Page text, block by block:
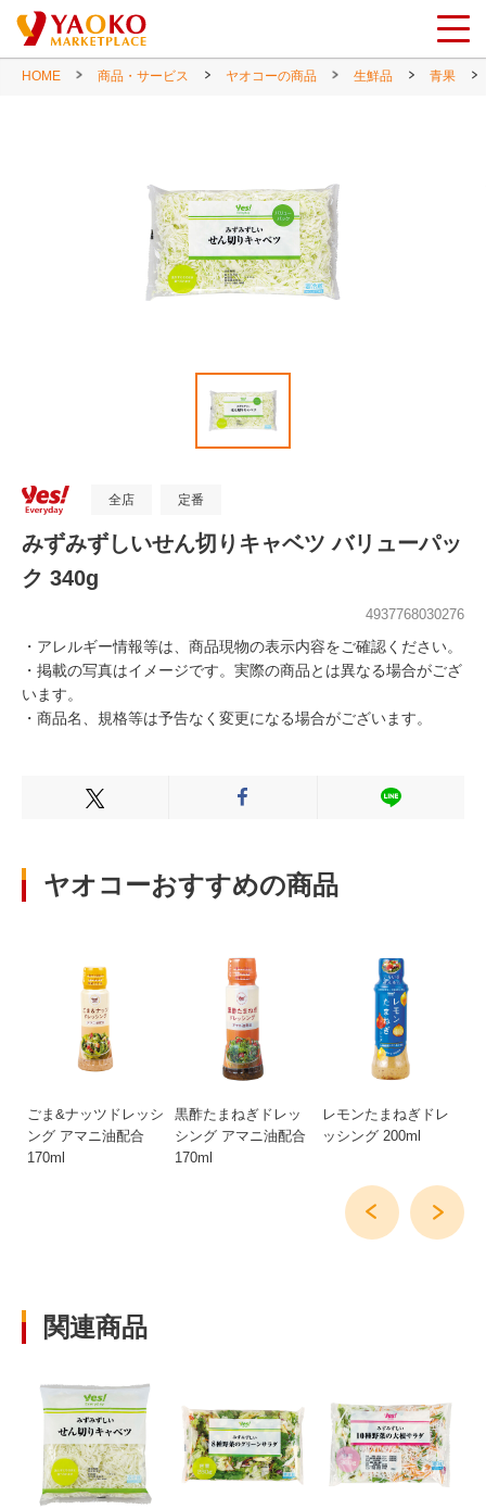
HOME 商品・サービス ヤオコーの商品 生鮮品 青果
全店 定番
みずみずしいせん切りキャベツ バリューパッ
ク 340g
4937768030276
・アレルギー情報等は、商品現物の表示内容をご確認ください。
・掲載の写真はイメージです。実際の商品とは異なる場合がござ
います。
・商品名、規格等は予告なく変更になる場合がございます。
Xでシェアする FacebookでシェアするLINEでシェ
ヤオコーおすすめの商品
ごま&ナッツドレッシ
ング アマニ油配合
170ml
黒酢たまねぎドレッ
シング アマニ油配合
170ml
レモンたまねぎドレ
ッシング 200ml
関連商品